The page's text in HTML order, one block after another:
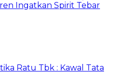
Ingatkan Spirit Tebar
Ratu Tbk : Kawal Tata